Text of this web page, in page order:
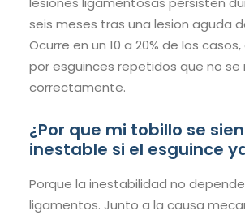
seis meses tras una lesion aguda
Ocurre en un 10 a 20% de los
por esguinces repetidos que no se
correctamente.
¿Por que mi tobillo se
inestable si el esguince
Porque la inestabilidad no
ligamentos. Junto a la causa